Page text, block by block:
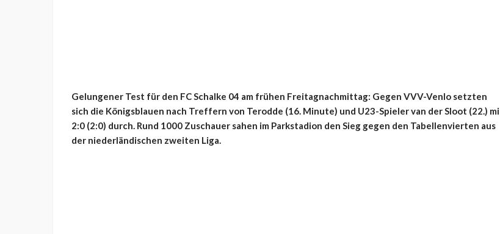
Gelungener Test für den FC Schalke 04 am frühen Freitagnachmittag: Gegen VVV-Venlo setzten
sich die Königsblauen nach Treffern von Terodde (16. Minute) und U23-Spieler van der Sloot (22.)
2:0 (2:0) durch. Rund 1000 Zuschauer sahen im Parkstadion den Sieg gegen den Tabellenvierten aus
der niederländischen zweiten Liga.